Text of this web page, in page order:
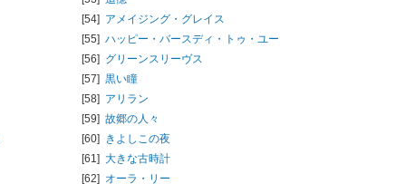
[54] アメイジング・グレイス
[55] ハッピー・バースディ・トゥ・ユー
[56] グリーンスリーヴス
[57] 黒い瞳
[58] アリラン
[59] 故郷の人々
[60] きよしこの夜
[61] 大きな古時計
[62] オーラ・リー